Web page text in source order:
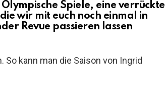
Spiele, eine verrückte
wir mit euch noch einmal in
Revue passieren lassen
kann man die Saison von Ingrid